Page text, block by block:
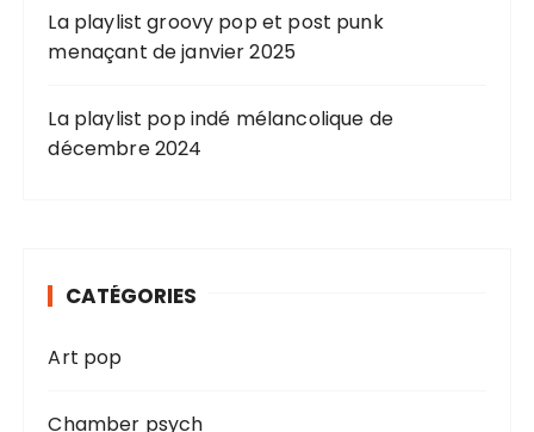
La playlist groovy pop et post punk
menaçant de janvier 2025
La playlist pop indé mélancolique de
décembre 2024
CATÉGORIES
Art pop
Chamber psych